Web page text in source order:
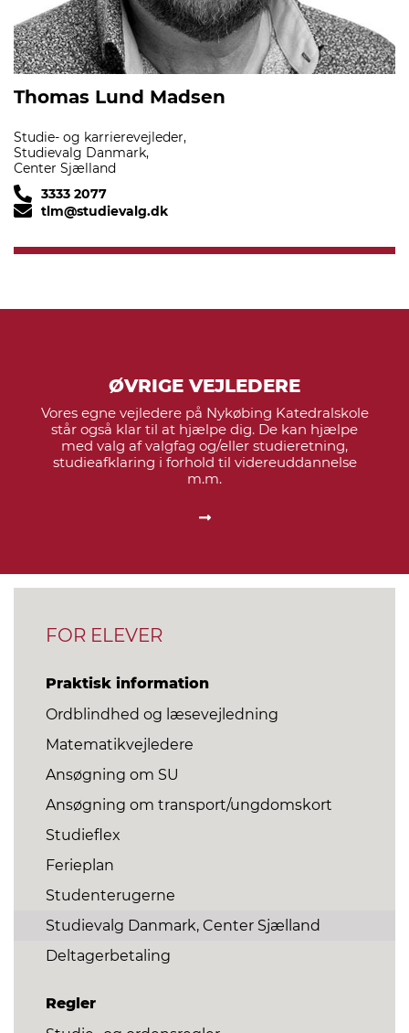
Thomas Lund Madsen
Studie- og karrierevejleder,
Studievalg Danmark,
Center Sjælland
3333 2077
tlm@studievalg.dk
ØVRIGE VEJLEDERE
Vores egne vejledere på Nykøbing Katedralskole
står også klar til at hjælpe dig. De kan hjælpe
med valg af valgfag og/eller studieretning,
studieafklaring i forhold til videreuddannelse
m.m.
FOR ELEVER
Praktisk information
Ordblindhed og læsevejledning
Matematikvejledere
Ansøgning om SU
Ansøgning om transport/ungdomskort
Studieflex
Ferieplan
Studenterugerne
Studievalg Danmark, Center Sjælland
Deltagerbetaling
Regler